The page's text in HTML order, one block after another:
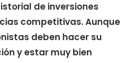
de inversiones
competitivas. Aunque
deben hacer su
y estar muy bien